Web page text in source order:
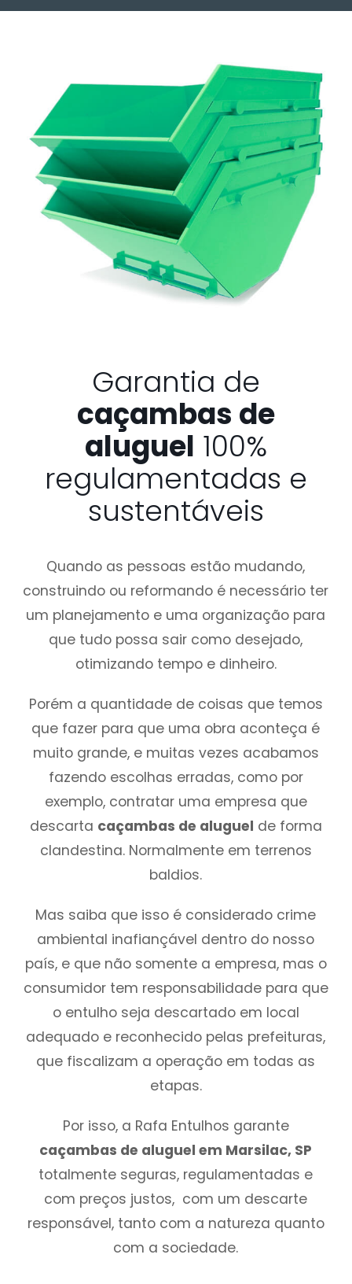
Garantia de
caçambas de
aluguel 100%
regulamentadas e
sustentáveis
Quando as pessoas estão mudando,
construindo ou reformando é necessário ter
um planejamento e uma organização para
que tudo possa sair como desejado,
otimizando tempo e dinheiro.
Porém a quantidade de coisas que temos
que fazer para que uma obra aconteça é
muito grande, e muitas vezes acabamos
fazendo escolhas erradas, como por
exemplo, contratar uma empresa que
descarta caçambas de aluguel de forma
clandestina. Normalmente em terrenos
baldios.
Mas saiba que isso é considerado crime
ambiental inafiançável dentro do nosso
país, e que não somente a empresa, mas o
consumidor tem responsabilidade para que
o entulho seja descartado em local
adequado e reconhecido pelas prefeituras,
que fiscalizam a operação em todas as
etapas.
Por isso, a Rafa Entulhos garante
caçambas de aluguel em Marsilac, SP
totalmente seguras, regulamentadas e
com preços justos, com um descarte
responsável, tanto com a natureza quanto
com a sociedade.